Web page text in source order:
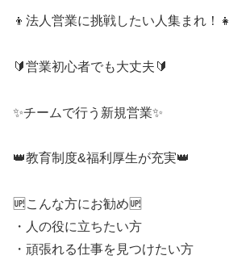
👦法人営業に挑戦したい人集まれ！👧
🔰営業初心者でも大丈夫🔰
✨チームで行う新規営業✨
👑教育制度&福利厚生が充実👑
🆙こんな方にお勧め🆙
・人の役に立ちたい方
・頑張れる仕事を見つけたい方